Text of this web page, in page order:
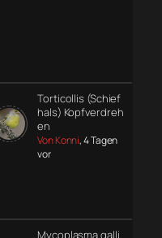
Torticollis (Schief
hals) Kopfverdreh
en
Von Konni, 4 Tagen
vor
Mycoplasma galli